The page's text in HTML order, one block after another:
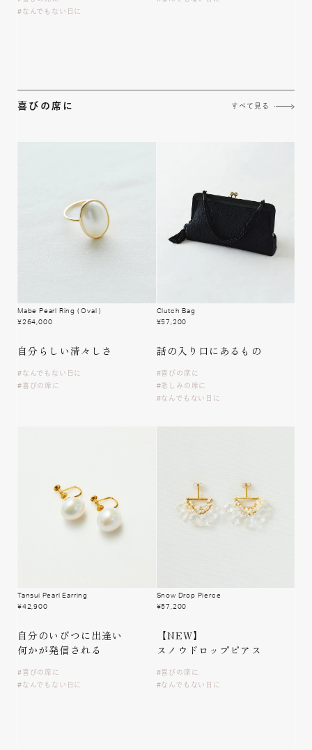
なんでもない日に
喜びの席に すべて見る
Mabe Pearl Ring ( Oval )
¥264,000
自分らしい清々しさ
なんでもない日に
喜びの席に
Clutch Bag
¥57,200
話の入り口に あるもの
喜びの席に
悲しみの席に
なんでもない日に
Tansui Pearl Earring
¥42,900
自分のいびつに出逢い
何かが発信される
喜びの席に
なんでもない日に
Snow Drop Pierce
¥57,200
【NEW】
スノウドロップピアス
喜びの席に
なんでもない日に